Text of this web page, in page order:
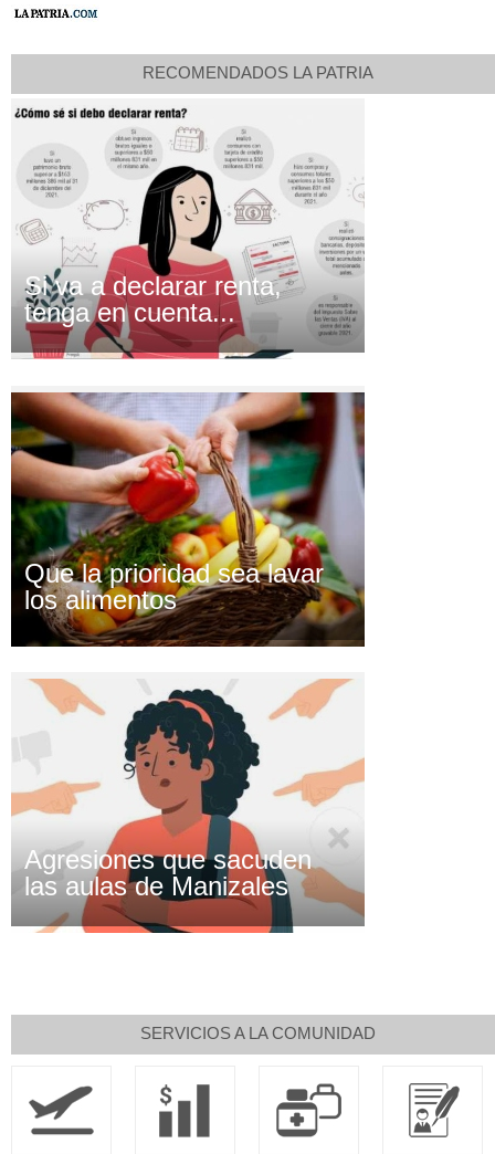
RECOMENDADOS LA PATRIA
Si va a declarar renta,
tenga en cuenta...
Que la prioridad sea lavar
los alimentos
Agresiones que sacuden
las aulas de Manizales
SERVICIOS A LA COMUNIDAD